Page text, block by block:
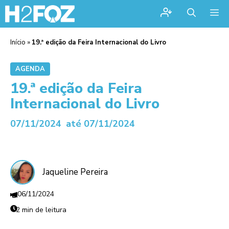
Início » 19.ª edição da Feira Internacional do Livro
AGENDA
19.ª edição da Feira
Internacional do Livro
07/11/2024 até 07/11/2024
Jaqueline Pereira
06/11/2024
2 min de leitura